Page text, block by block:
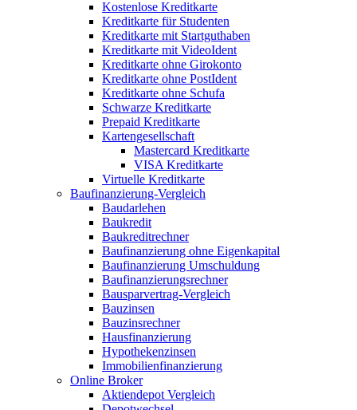
Kostenlose Kreditkarte
Kreditkarte für Studenten
Kreditkarte mit Startguthaben
Kreditkarte mit VideoIdent
Kreditkarte ohne Girokonto
Kreditkarte ohne PostIdent
Kreditkarte ohne Schufa
Schwarze Kreditkarte
Prepaid Kreditkarte
Kartengesellschaft
Mastercard Kreditkarte
VISA Kreditkarte
Virtuelle Kreditkarte
Baufinanzierung-Vergleich
Baudarlehen
Baukredit
Baukreditrechner
Baufinanzierung ohne Eigenkapital
Baufinanzierung Umschuldung
Baufinanzierungsrechner
Bausparvertrag-Vergleich
Bauzinsen
Bauzinsrechner
Hausfinanzierung
Hypothekenzinsen
Immobilienfinanzierung
Online Broker
Aktiendepot Vergleich